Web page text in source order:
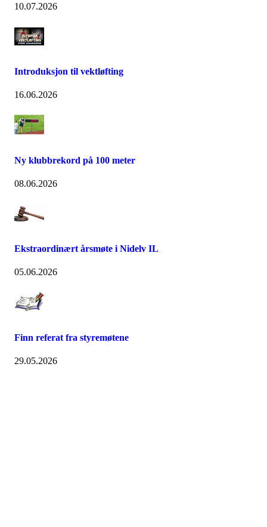
10.07.2026
Introduksjon til vektløfting
16.06.2026
Ny klubbrekord på 100 meter
08.06.2026
Ekstraordinært årsmøte i Nidelv IL
05.06.2026
Finn referat fra styremøtene
29.05.2026